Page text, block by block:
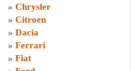
» Chrysler
» Citroen
» Dacia
» Ferrari
» Fiat